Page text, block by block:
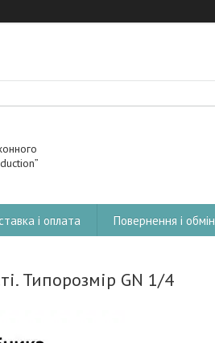
і оплата Повернення і обмін
Типорозмір GN 1/4